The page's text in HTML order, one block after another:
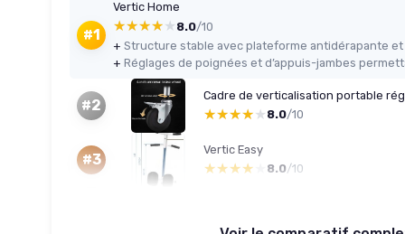
#1
Vertic Home
★★★★★
★★★★★ 8.0/10
+
+
#2
Cadre de verticalisation portable
★★★★★
★★★★★ 8.0/10
#3
Vertic Easy
★★★★★
★★★★★ 8.0/10